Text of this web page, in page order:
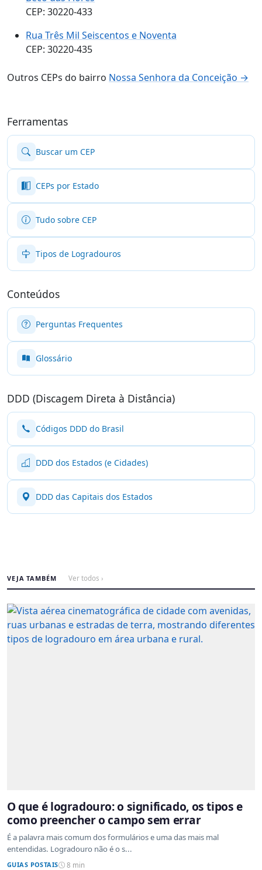
CEP: 30220-433
Rua Três Mil Seiscentos e Noventa
CEP: 30220-435
Outros CEPs do bairro Nossa Senhora da Conceição →
Ferramentas
Buscar um CEP
CEPs por Estado
Tudo sobre CEP
Tipos de Logradouros
Conteúdos
Perguntas Frequentes
Glossário
DDD (Discagem Direta à Distância)
Códigos DDD do Brasil
DDD dos Estados (e Cidades)
DDD das Capitais dos Estados
VEJA TAMBÉM Ver todos ›
O que é logradouro: o significado, os tipos e
como preencher o campo sem errar
É a palavra mais comum dos formulários e uma das mais mal
entendidas. Logradouro não é o s...
GUIAS POSTAIS 8 min